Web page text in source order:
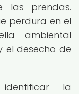
las prendas.
perdura en el
ambiental
el desecho de
la